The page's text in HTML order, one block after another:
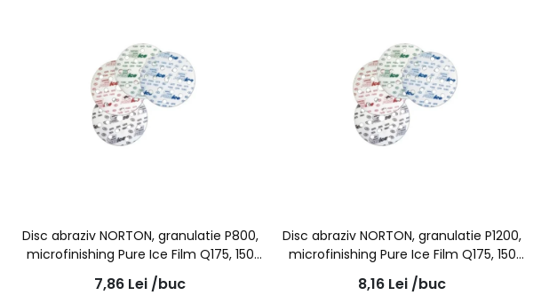
Disc abraziv NORTON, granulatie P800,
microfinishing Pure Ice Film Q175, 150
mm, 15 gauri
7,86 Lei /buc
Disc abraziv NORTON, granulatie P1200,
microfinishing Pure Ice Film Q175, 150
mm, 15 gauri
8,16 Lei /buc